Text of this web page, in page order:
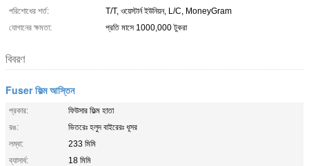
পরিশোধের শর্ত:
T/T, ওয়েস্টার্ন ইউনিয়ন, L/C, MoneyGram
যোগানের ক্ষমতা:
প্রতি মাসে 1000,000 টুকরা
বিবরণ
Fuser ফিল্ম আস্তিন
প্রকার:
ফিউসার ফিল্ম হাতা
রঙ:
ভিতরেঃ হলুদ বাইরেরঃ ধূসর
লম্বা:
233 মিমি
ব্যাসার্ধ:
18 মিমি